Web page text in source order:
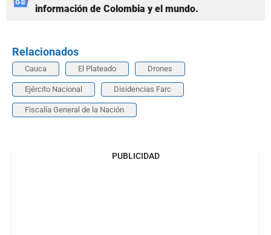
información de Colombia y el mundo.
Relacionados
Cauca El Plateado Drones
Ejército Nacional Disidencias Farc
Fiscalía General de la Nación
PUBLICIDAD